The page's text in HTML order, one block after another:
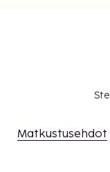
7.00–19.00.
Matkustusehdot